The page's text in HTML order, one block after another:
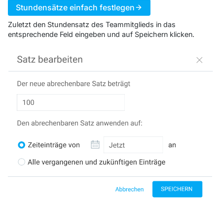
Stundensätze einfach festlegen
Zuletzt den Stundensatz des Teammitglieds in das
entsprechende Feld eingeben und auf Speichern klicken.